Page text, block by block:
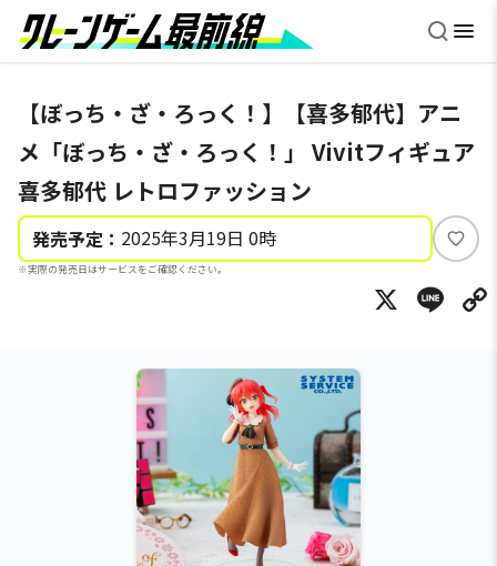
【ぼっち・ざ・ろっく！】【喜多郁代】アニ
メ「ぼっち・ざ・ろっく！」 Vivitフィギュア
喜多郁代 レトロファッション
発売予定： 2025年3月19日 0時
※実際の発売日はサービスをご確認ください。
い
ね
X